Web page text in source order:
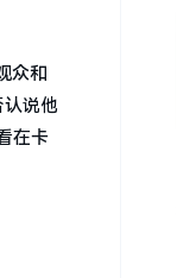
众和
说他
在卡